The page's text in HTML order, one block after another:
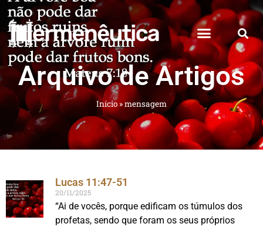
Arquivo de Artigos
Início»mensagem
Lucas 11:47-51
20/11/2025
“Ai de vocês, porque edificam os túmulos dos
profetas, sendo que foram os seus próprios